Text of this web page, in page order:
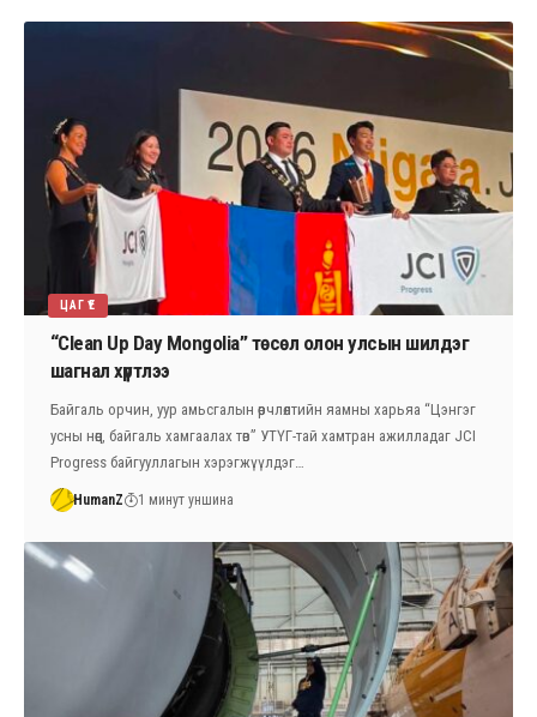
ЦАГ ҮЕ
“Clean Up Day Mongolia” төсөл олон улсын шилдэг
шагнал хүртлээ
Байгаль орчин, уур амьсгалын өөрчлөлтийн яамны харьяа “Цэнгэг
усны нөөц, байгаль хамгаалах төв” УТҮГ-тай хамтран ажилладаг JCI
Progress байгууллагын хэрэгжүүлдэг…
HumanZ 1 минут уншина